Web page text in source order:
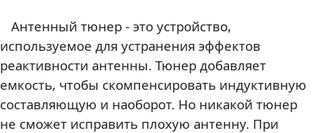
Антенный тюнер - это устройство,
используемое для устранения эффектов
реактивности антенны. Тюнер добавляет
емкость, чтобы скомпенсировать индуктивную
составляющую и наоборот. Но никакой тюнер
не сможет исправить плохую антенну. При